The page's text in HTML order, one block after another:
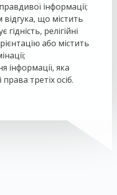
інформації;
що містить
релігійні
або містить
інформації, яка
третіх осіб.